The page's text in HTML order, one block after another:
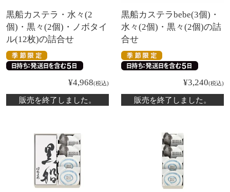
黒船カステラ・水々(2
個)・黒々(2個)・ノボタイ
ル(12枚)の詰合せ
¥4,968 税込
販売を終了しました。
黒船カステラbebe(3個)・
水々(2個)・黒々(2個)の詰
合せ
¥3,240 税込
販売を終了しました。